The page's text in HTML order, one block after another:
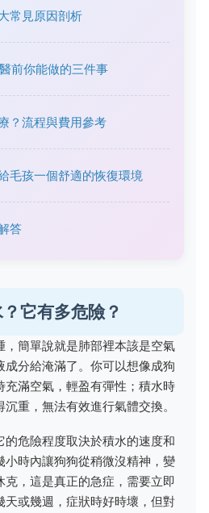
常見原因剖析
前你能做的三件事
？流程與費用參考
毛孩一個舒適的恢復環境
答
它有多危險？
，簡單說就是肺部裡本該是空氣
成分給淹滿了。你可以想像成狗
充滿空氣，輕盈有彈性；積水時
重，無法有效進行氣體交換。
危險程度取決於積水的速度和
小時內讓狗狗從稍微沒精神，變
，這是真正的急症，需要立即
天或幾週，症狀時好時壞，但對